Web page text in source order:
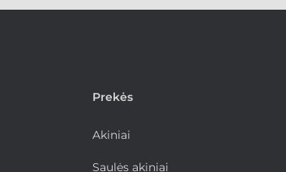
Prekės
Akiniai
Saulės akiniai